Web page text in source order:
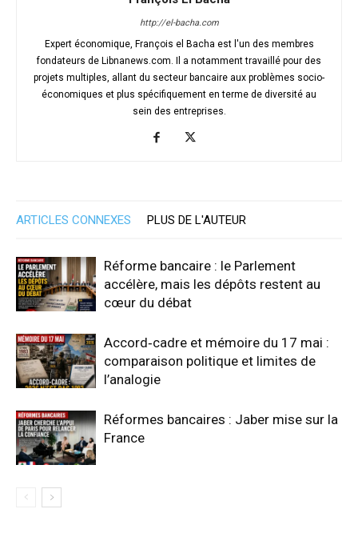
http://el-bacha.com
Expert économique, François el Bacha est l'un des membres
fondateurs de Libnanews.com. Il a notamment travaillé pour des
projets multiples, allant du secteur bancaire aux problèmes socio-
économiques et plus spécifiquement en terme de diversité au
sein des entreprises.
ARTICLES CONNEXES PLUS DE L'AUTEUR
Réforme bancaire : le Parlement
accélère, mais les dépôts restent au
cœur du débat
Accord‑cadre et mémoire du 17 mai :
comparaison politique et limites de
l’analogie
Réformes bancaires : Jaber mise sur la
France